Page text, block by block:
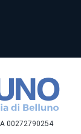
00272790254